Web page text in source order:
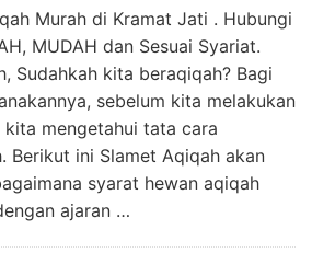
Murah di Kramat Jati . Hubungi
MUDAH dan Sesuai Syariat.
Sudahkah kita beraqiqah? Bagi
sebelum kita melakukan
mengetahui tata cara
Berikut ini Slamet Aqiqah akan
syarat hewan aqiqah
ajaran …